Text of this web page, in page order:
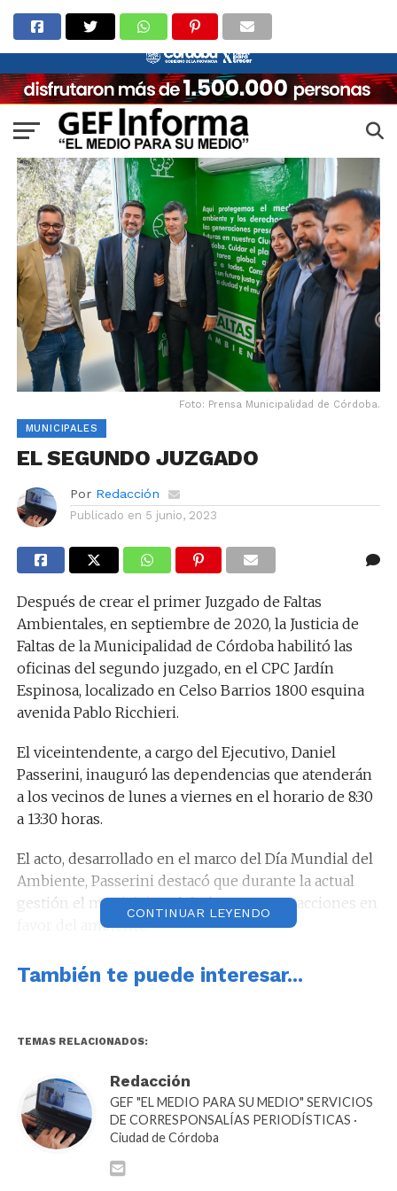
Foto: Prensa Municipalidad de Córdoba.
MUNICIPALES
EL SEGUNDO JUZGADO
Por Redacción
Publicado en 5 junio, 2023
Después de crear el primer Juzgado de Faltas
Ambientales, en septiembre de 2020, la Justicia de
Faltas de la Municipalidad de Córdoba habilitó las
oficinas del segundo juzgado, en el CPC Jardín
Espinosa, localizado en Celso Barrios 1800 esquina
avenida Pablo Ricchieri.
El viceintendente, a cargo del Ejecutivo, Daniel
Passerini, inauguró las dependencias que atenderán
a los vecinos de lunes a viernes en el horario de 8:30
a 13:30 horas.
El acto, desarrollado en el marco del Día Mundial del
Ambiente, Passerini destacó que durante la actual
gestión el municipio celebró numerosas acciones en
favor del ambiente.
“Estoy convencido que esta gestión será recordada
junto con la de Martí como las que más se ocuparon
Con la apertura de este nuevo juzgado se divide en
dos el caudal de las causas simples y complejas
generadas por los mayores controles ambientales
realizados en la ciudad. Mejor fiscalización y
CONTINUAR LEYENDO
También te puede interesar...
TEMAS RELACIONADOS:
Redacción
GEF "EL MEDIO PARA SU MEDIO" SERVICIOS
DE CORRESPONSALÍAS PERIODÍSTICAS ·
Ciudad de Córdoba